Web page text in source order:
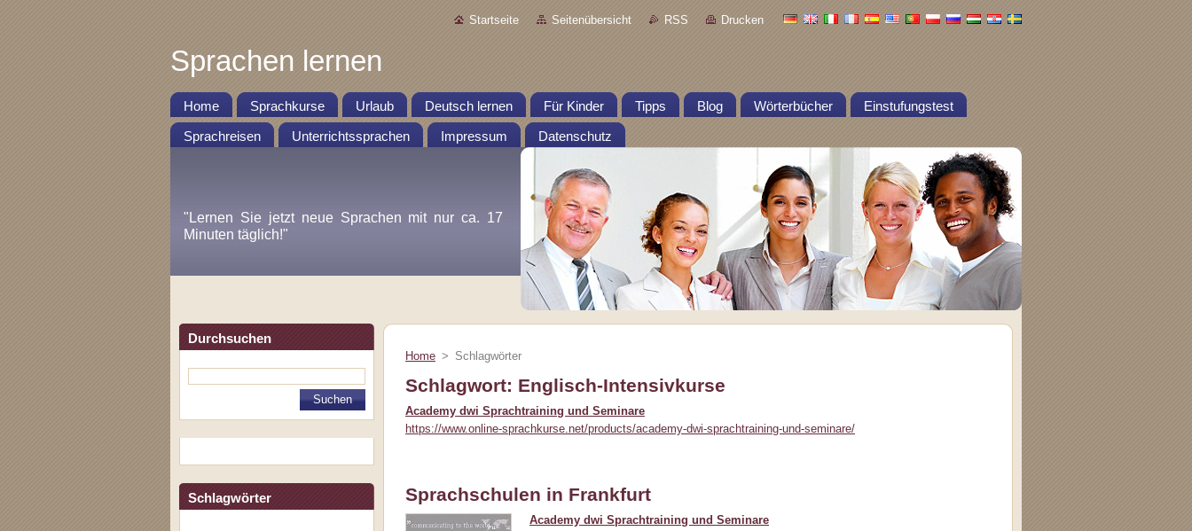
Startseite Seitenübersicht RSS Drucken
Sprachen lernen
Home Sprachkurse Urlaub Deutsch lernen Für Kinder Tipps Blog Wörterbücher Einstufungstest
Sprachreisen Unterrichtssprachen Impressum Datenschutz
"Lernen Sie jetzt neue Sprachen mit nur ca. 17
Minuten täglich!"
Durchsuchen
Schlagwörter
Home > Schlagwörter
Schlagwort: Englisch-Intensivkurse
Academy dwi Sprachtraining und Seminare
https://www.online-sprachkurse.net/products/academy-dwi-sprachtraining-und-seminare/
Sprachschulen in Frankfurt
Academy dwi Sprachtraining und Seminare